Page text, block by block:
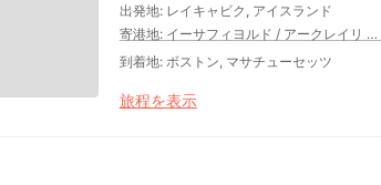
出発地: レイキャビク, アイスランド
寄港地: イーサフィヨルド / アークレイリ …
到着地: ボストン, マサチューセッツ
旅程を表示